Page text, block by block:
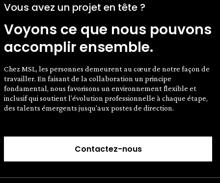
Vous avez un projet en tête ?
Voyons ce que nous pouvons
accomplir ensemble.
Chez MSL, les personnes demeurent au cœur de notre façon de
travailler. En faisant de la collaboration un principe
fondamental, nous favorisons un environnement flexible et
inclusif qui soutient l’évolution professionnelle à chaque étape,
des talents émergents jusqu’aux postes de direction.
Contactez-nous